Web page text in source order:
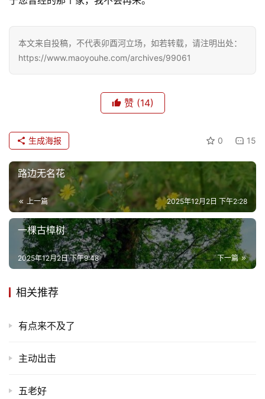
育
儿
专
题
更
多
登录 注册
本文来自投稿，不代表卯酉河立场，如若转载，请注明出处：
https://www.maoyouhe.com/archives/99061
赞 (14)
0 15
生成海报
路边无名花
上一篇 2025年12月2日 下午2:28
一棵古樟树
下一篇
2025年12月2日 下午9:48
相关推荐
有点来不及了
主动出击
五老好